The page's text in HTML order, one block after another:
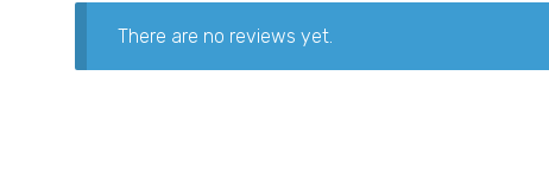
There are no reviews yet.